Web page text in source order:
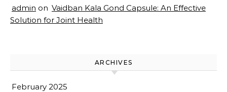
admin on Vaidban Kala Gond Capsule: An Effective
Solution for Joint Health
ARCHIVES
February 2025